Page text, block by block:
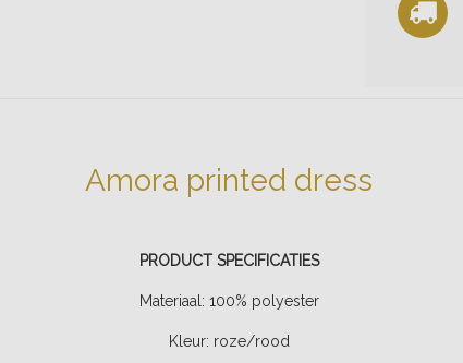
Amora printed dress
PRODUCT SPECIFICATIES
Materiaal: 100% polyester
Kleur: roze/rood